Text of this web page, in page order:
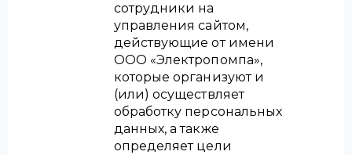
с закрытой камерой сгорания
сотрудники на
управления сайтом,
действующие от имени
ООО «Электропомпа»,
которые организуют и
(или) осуществляет
обработку персональных
данных, а также
определяет цели